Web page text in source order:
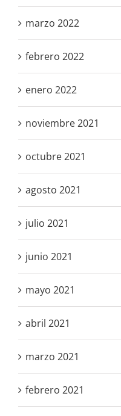
marzo 2022
febrero 2022
enero 2022
noviembre 2021
octubre 2021
agosto 2021
julio 2021
junio 2021
mayo 2021
abril 2021
marzo 2021
febrero 2021